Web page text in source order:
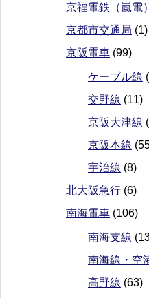
京福電鉄（嵐電）
京都市交通局 (1)
京阪電車 (99)
ケーブル線
交野線 (11)
京阪大津線
京阪本線
宇治線 (8)
北大阪急行 (6)
南海電車 (106)
南海支線
南海線・空
高野線 (63)